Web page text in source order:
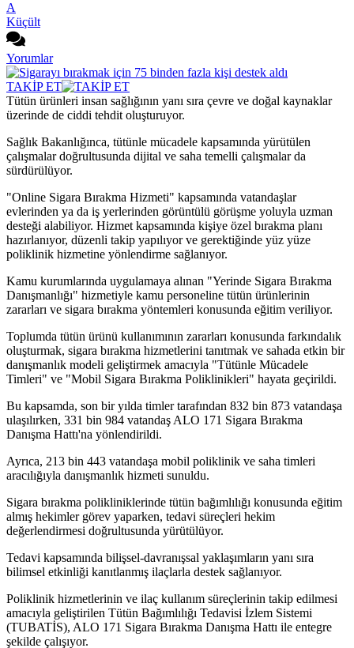
A
Küçült
Yorumlar
TAKİP ET
Tütün ürünleri insan sağlığının yanı sıra çevre ve doğal kaynaklar
üzerinde de ciddi tehdit oluşturuyor.
Sağlık Bakanlığınca, tütünle mücadele kapsamında yürütülen
çalışmalar doğrultusunda dijital ve saha temelli çalışmalar da
sürdürülüyor.
"Online Sigara Bırakma Hizmeti" kapsamında vatandaşlar
evlerinden ya da iş yerlerinden görüntülü görüşme yoluyla uzman
desteği alabiliyor. Hizmet kapsamında kişiye özel bırakma planı
hazırlanıyor, düzenli takip yapılıyor ve gerektiğinde yüz yüze
poliklinik hizmetine yönlendirme sağlanıyor.
Kamu kurumlarında uygulamaya alınan "Yerinde Sigara Bırakma
Danışmanlığı" hizmetiyle kamu personeline tütün ürünlerinin
zararları ve sigara bırakma yöntemleri konusunda eğitim veriliyor.
Toplumda tütün ürünü kullanımının zararları konusunda farkındalık
oluşturmak, sigara bırakma hizmetlerini tanıtmak ve sahada etkin bir
danışmanlık modeli geliştirmek amacıyla "Tütünle Mücadele
Timleri" ve "Mobil Sigara Bırakma Poliklinikleri" hayata geçirildi.
Bu kapsamda, son bir yılda timler tarafından 832 bin 873 vatandaşa
ulaşılırken, 331 bin 984 vatandaş ALO 171 Sigara Bırakma
Danışma Hattı'na yönlendirildi.
Ayrıca, 213 bin 443 vatandaşa mobil poliklinik ve saha timleri
aracılığıyla danışmanlık hizmeti sunuldu.
Sigara bırakma polikliniklerinde tütün bağımlılığı konusunda eğitim
almış hekimler görev yaparken, tedavi süreçleri hekim
değerlendirmesi doğrultusunda yürütülüyor.
Tedavi kapsamında bilişsel-davranışsal yaklaşımların yanı sıra
bilimsel etkinliği kanıtlanmış ilaçlarla destek sağlanıyor.
Poliklinik hizmetlerinin ve ilaç kullanım süreçlerinin takip edilmesi
amacıyla geliştirilen Tütün Bağımlılığı Tedavisi İzlem Sistemi
(TUBATİS), ALO 171 Sigara Bırakma Danışma Hattı ile entegre
şekilde çalışıyor.